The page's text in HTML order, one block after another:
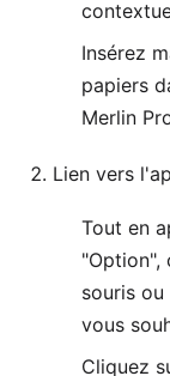
Insérez
papiers
Merlin
Lien vers
Tout en
"Option",
souris
vous
Cliquez